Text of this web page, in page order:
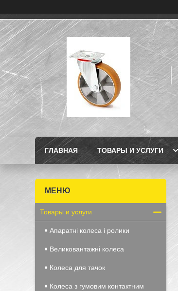
ГЛАВНАЯ ТОВАРЫ И УСЛУГИ
Товары и услуги
Апаратні колеса і ролики
Великовантажні колеса
Колеса для тачок
Колеса з гумовим контактним